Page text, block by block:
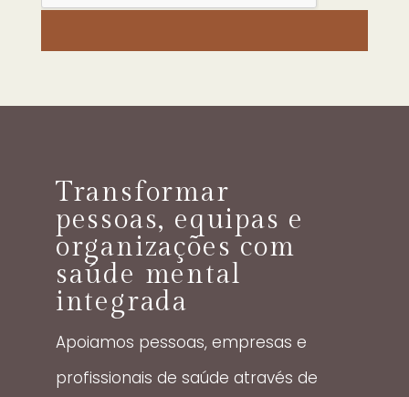
Transformar
pessoas, equipas e
organizações com
saúde mental
integrada
Apoiamos pessoas, empresas e
profissionais de saúde através de